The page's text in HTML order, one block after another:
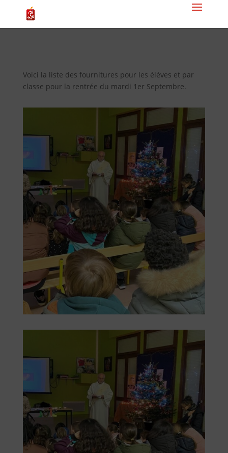
Voici la liste des fournitures pour les éléves et par
classe pour la rentrée du mardi 1er Septembre.